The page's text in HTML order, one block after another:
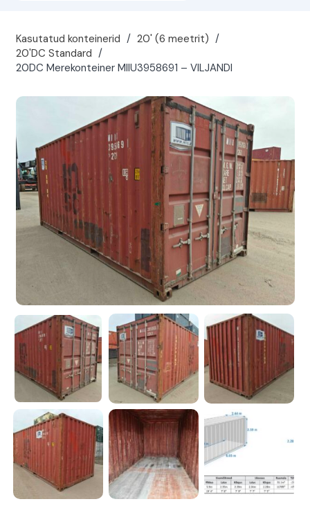
Kasutatud konteinerid / 20' (6 meetrit) /
20'DC Standard /
20DC Merekonteiner MIIU3958691 – VILJANDI